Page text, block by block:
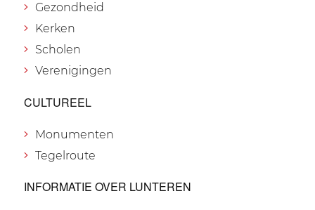
Gezondheid
Kerken
Scholen
Verenigingen
CULTUREEL
Monumenten
Tegelroute
INFORMATIE OVER LUNTEREN